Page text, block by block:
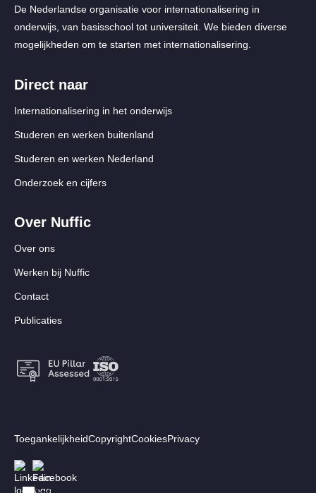
De Nederlandse organisatie voor internationalisering in
onderwijs, van basisschool tot universiteit. We bieden diverse
mogelijkheden om te starten met internationalisering.
Direct naar
Internationalisering in het onderwijs
Studeren en werken buitenland
Studeren en werken Nederland
Onderzoek en cijfers
Over Nuffic
Over ons
Werken bij Nuffic
Contact
Publicaties
Footer:
menu
ToegankelijkheidCopyrightCookiesPrivacy
Afbeelding
Afbeelding